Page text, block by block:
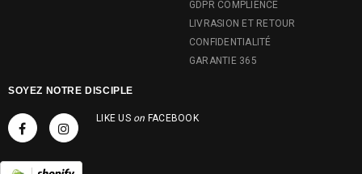
GDPR COMPLIENCE
LIVRASION ET RETOUR
CONFIDENTIALITÉ
GARANTIE 365
SOYEZ NOTRE DISCIPLE
LIKE US on FACEBOOK